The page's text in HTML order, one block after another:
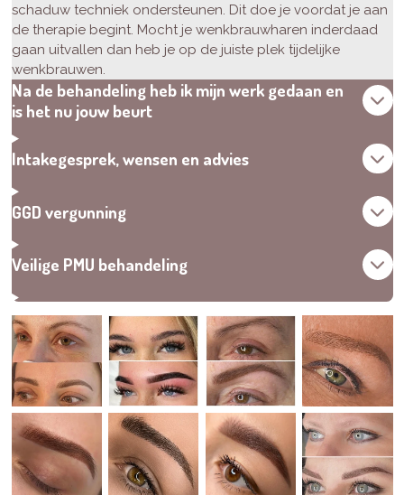
schaduw techniek ondersteunen. Dit doe je voordat je aan
de therapie begint. Mocht je wenkbrauwharen inderdaad
gaan uitvallen dan heb je op de juiste plek tijdelijke
wenkbrauwen.
Na de behandeling heb ik mijn werk gedaan en
is het nu jouw beurt
Intakegesprek, wensen en advies
GGD vergunning
Veilige PMU behandeling